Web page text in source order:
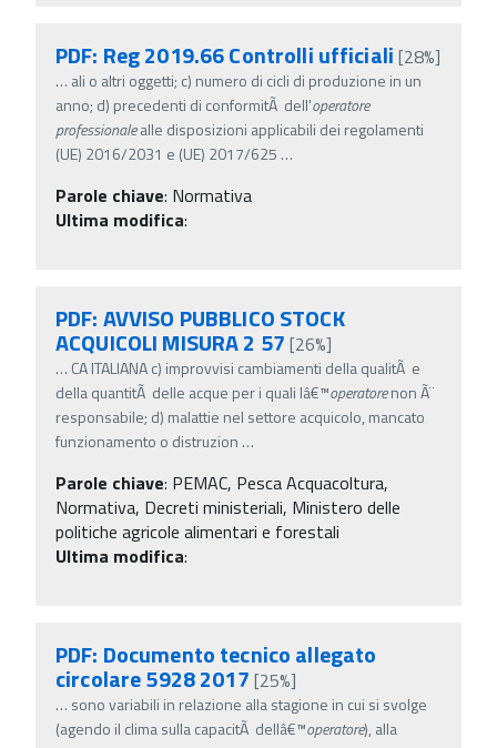
PDF: Reg 2019.66 Controlli ufficiali [28%]
… ali o altri oggetti; c) numero di cicli di produzione in un
anno; d) precedenti di conformitÃ dell'operatore
professionalealle disposizioni applicabili dei regolamenti
(UE) 2016/2031 e (UE) 2017/625 …
Parole chiave: Normativa
Ultima modifica:
PDF: AVVISO PUBBLICO STOCK
ACQUICOLI MISURA 2 57 [26%]
… CA ITALIANA c) improvvisi cambiamenti della qualitÃ e
della quantitÃ delle acque per i quali lâ€™operatorenon Ã¨
responsabile; d) malattie nel settore acquicolo, mancato
funzionamento o distruzion …
Parole chiave: PEMAC, Pesca Acquacoltura,
Normativa, Decreti ministeriali, Ministero delle
politiche agricole alimentari e forestali
Ultima modifica:
PDF: Documento tecnico allegato
circolare 5928 2017 [25%]
… sono variabili in relazione alla stagione in cui si svolge
(agendo il clima sulla capacitÃ dellâ€™operatore), alla